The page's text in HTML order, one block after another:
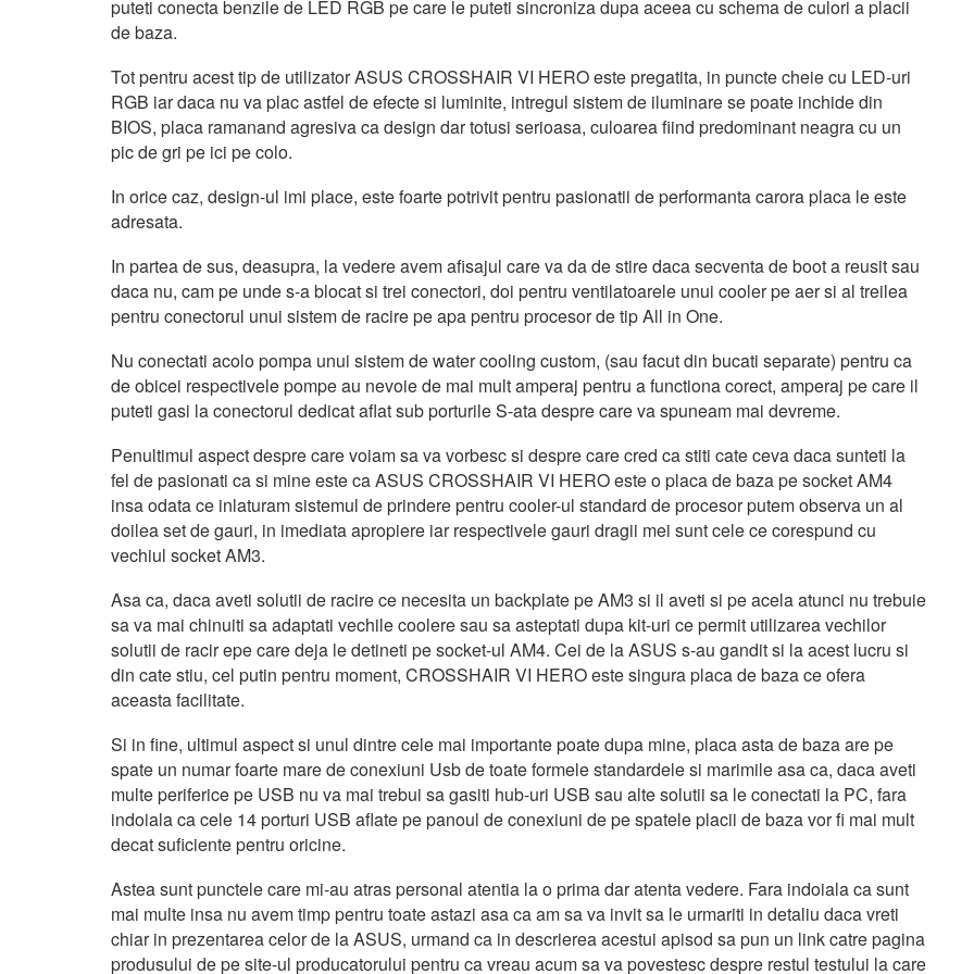
puteti conecta benzile de LED RGB pe care le puteti sincroniza dupa aceea cu schema de culori a placii
de baza.
Tot pentru acest tip de utilizator ASUS CROSSHAIR VI HERO este pregatita, in puncte cheie cu LED-uri
RGB iar daca nu va plac astfel de efecte si luminite, intregul sistem de iluminare se poate inchide din
BIOS, placa ramanand agresiva ca design dar totusi serioasa, culoarea fiind predominant neagra cu un
pic de gri pe ici pe colo.
In orice caz, design-ul imi place, este foarte potrivit pentru pasionatii de performanta carora placa le este
adresata.
In partea de sus, deasupra, la vedere avem afisajul care va da de stire daca secventa de boot a reusit sau
daca nu, cam pe unde s-a blocat si trei conectori, doi pentru ventilatoarele unui cooler pe aer si al treilea
pentru conectorul unui sistem de racire pe apa pentru procesor de tip All in One.
Nu conectati acolo pompa unui sistem de water cooling custom, (sau facut din bucati separate) pentru ca
de obicei respectivele pompe au nevoie de mai mult amperaj pentru a functiona corect, amperaj pe care il
puteti gasi la conectorul dedicat aflat sub porturile S-ata despre care va spuneam mai devreme.
Penultimul aspect despre care voiam sa va vorbesc si despre care cred ca stiti cate ceva daca sunteti la
fel de pasionati ca si mine este ca ASUS CROSSHAIR VI HERO este o placa de baza pe socket AM4
insa odata ce inlaturam sistemul de prindere pentru cooler-ul standard de procesor putem observa un al
doilea set de gauri, in imediata apropiere iar respectivele gauri dragii mei sunt cele ce corespund cu
vechiul socket AM3.
Asa ca, daca aveti solutii de racire ce necesita un backplate pe AM3 si il aveti si pe acela atunci nu trebuie
sa va mai chinuiti sa adaptati vechile coolere sau sa asteptati dupa kit-uri ce permit utilizarea vechilor
solutii de racir epe care deja le detineti pe socket-ul AM4. Cei de la ASUS s-au gandit si la acest lucru si
din cate stiu, cel putin pentru moment, CROSSHAIR VI HERO este singura placa de baza ce ofera
aceasta facilitate.
Si in fine, ultimul aspect si unul dintre cele mai importante poate dupa mine, placa asta de baza are pe
spate un numar foarte mare de conexiuni Usb de toate formele standardele si marimile asa ca, daca aveti
multe periferice pe USB nu va mai trebui sa gasiti hub-uri USB sau alte solutii sa le conectati la PC, fara
indoiala ca cele 14 porturi USB aflate pe panoul de conexiuni de pe spatele placii de baza vor fi mai mult
decat suficiente pentru oricine.
Astea sunt punctele care mi-au atras personal atentia la o prima dar atenta vedere. Fara indoiala ca sunt
mai multe insa nu avem timp pentru toate astazi asa ca am sa va invit sa le urmariti in detaliu daca vreti
chiar in prezentarea celor de la ASUS, urmand ca in descrierea acestui apisod sa pun un link catre pagina
produsului de pe site-ul producatorului pentru ca vreau acum sa va povestesc despre restul testului la care